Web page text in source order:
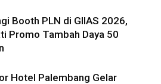
Booth PLN di GIIAS 2026,
Promo Tambah Daya 50
Hotel Palembang Gelar